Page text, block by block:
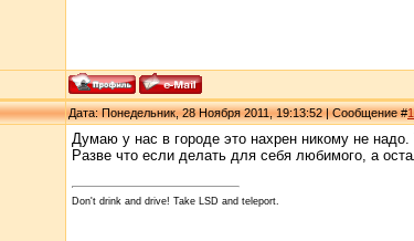
Дата: Понедельник, 28 Ноября 2011, 19:13:52 | Сообщение #
Думаю у нас в городе это нахрен никому не
Разве что если делать для себя любимого, а
Don't drink and drive! Take LSD and teleport.